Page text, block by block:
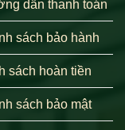
dẫn thanh toán
sách bảo hành
sách hoàn tiền
sách bảo mật